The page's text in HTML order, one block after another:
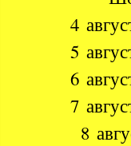
4
5
6
7
8